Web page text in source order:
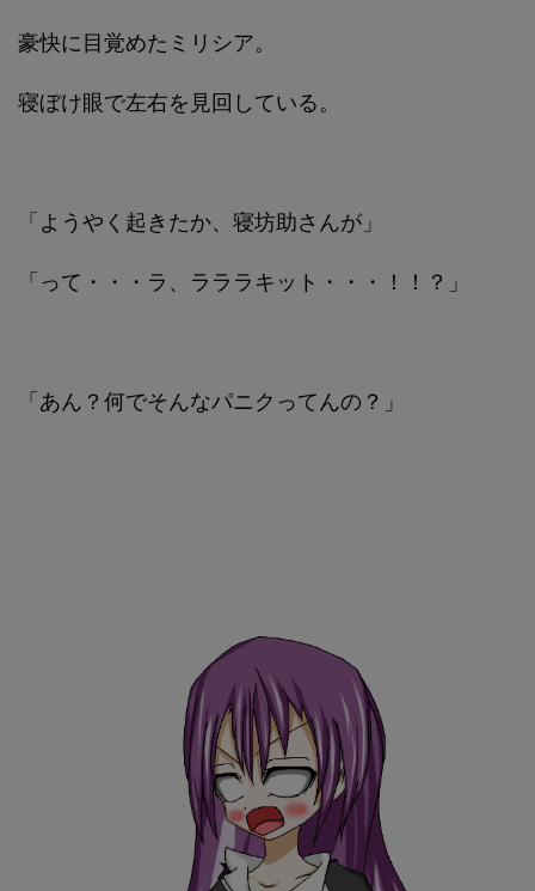
豪快に目覚めたミリシア。
寝ぼけ眼で左右を見回している。
「ようやく起きたか、寝坊助さんが」
「って・・・ラ、ラララキット・・・！！？」
「あん？何でそんなパニクってんの？」